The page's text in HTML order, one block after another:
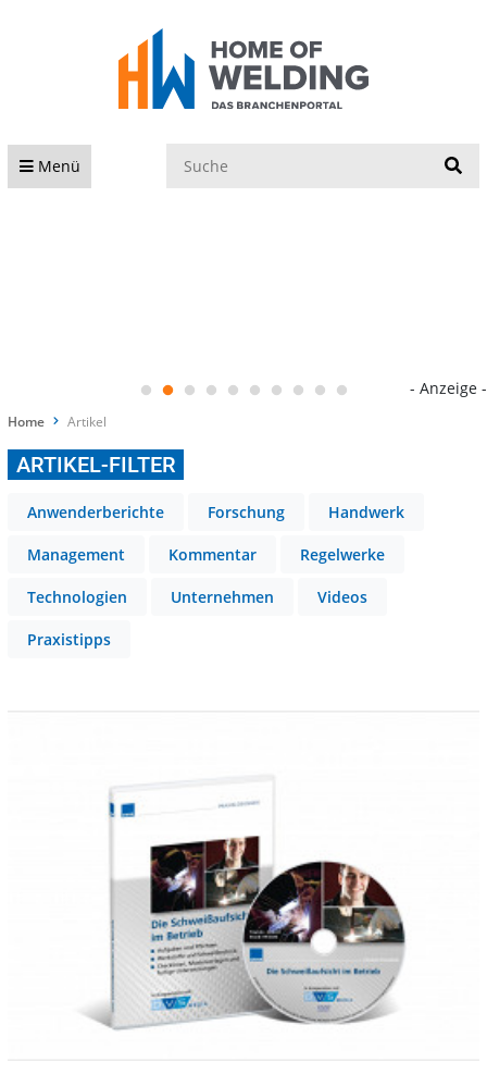
Menü
- Anzeige -
Home Artikel
ARTIKEL-FILTER
Anwenderberichte Forschung Handwerk
Management Kommentar Regelwerke
Technologien Unternehmen Videos
Praxistipps